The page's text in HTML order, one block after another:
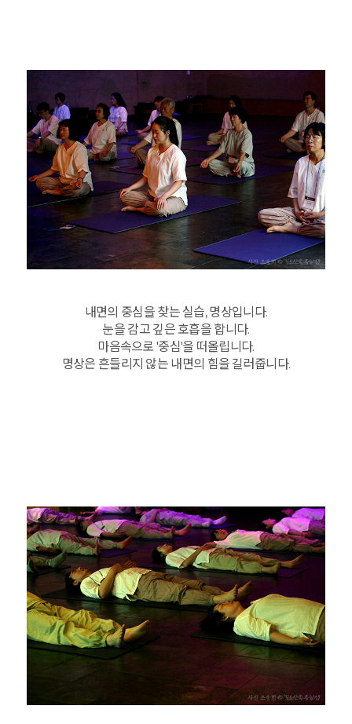
내면의 중심을 찾는 실습, 명상입니다.
눈을 감고 깊은 호흡을 합니다.
마음속으로 '중심'을 떠올립니다.
명상은 흔들리지 않는 내면의 힘을 길러줍니다.